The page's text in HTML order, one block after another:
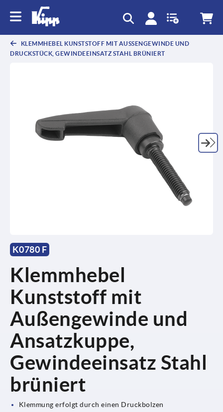
KLEMMHEBEL KUNSTSTOFF MIT AUSSENGEWINDE UND D
RUCKSTÜCK, GEWINDEEINSATZ STAHL BRÜNIERT
K0780 F
Klemmhebel
Kunststoff mit
Außengewinde und
Ansatzkuppe,
Gewindeeinsatz Stahl
brüniert
Klemmung erfolgt durch einen Druckbolzen